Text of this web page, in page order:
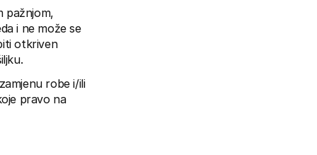
pažnjom,
i ne može se
otkriven
robe i/ili
pravo na